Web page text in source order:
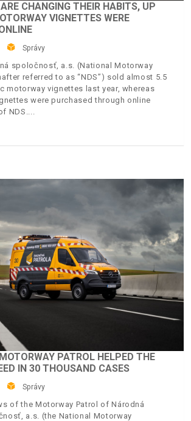
CHANGING THEIR HABITS, UP
VIGNETTES WERE
Správy
spoločnosť, a.s. (National Motorway
referred to as “NDS”) sold almost 5.5
motorway vignettes last year, whereas
were purchased through online
NDS.
PATROL HELPED THE
IN 30 THOUSAND CASES
Správy
of the Motorway Patrol of Národná
a.s. (the National Motorway